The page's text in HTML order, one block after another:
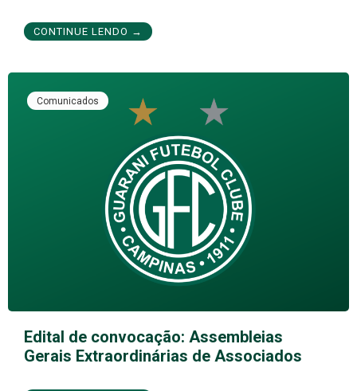
CONTINUE LENDO →
Comunicados
Edital de convocação: Assembleias
Gerais Extraordinárias de Associados